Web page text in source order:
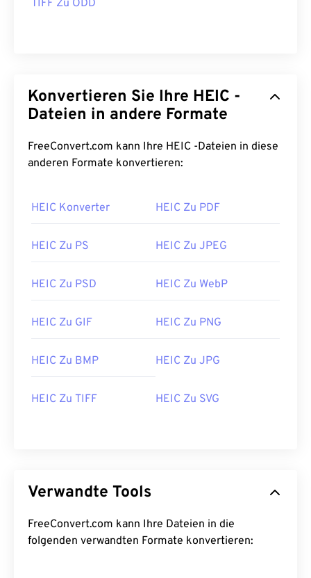
TIFF Zu ODD
Konvertieren Sie Ihre HEIC -
Dateien in andere Formate
FreeConvert.com kann Ihre HEIC -Dateien in diese
anderen Formate konvertieren:
HEIC Konverter HEIC Zu PDF
HEIC Zu PS HEIC Zu JPEG
HEIC Zu PSD HEIC Zu WebP
HEIC Zu GIF HEIC Zu PNG
HEIC Zu BMP HEIC Zu JPG
HEIC Zu TIFF HEIC Zu SVG
Verwandte Tools
FreeConvert.com kann Ihre Dateien in die
folgenden verwandten Formate konvertieren: